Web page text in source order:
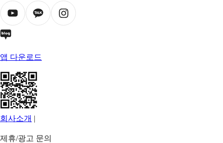
앱 다운로드
회사소개 |
제휴/광고 문의